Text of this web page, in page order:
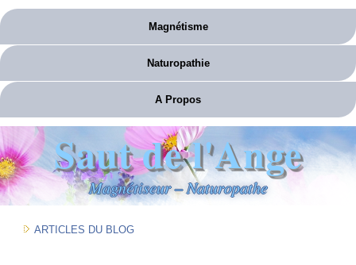
Magnétisme
Naturopathie
A Propos
Saut de l'Ange
Magnétiseur – Naturopathe
ARTICLES DU BLOG